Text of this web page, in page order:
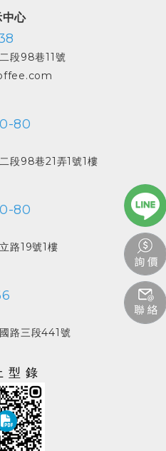
心
段98巷11號
80
段98巷21弄1號1樓
80
路19號1樓
路三段441號
型錄